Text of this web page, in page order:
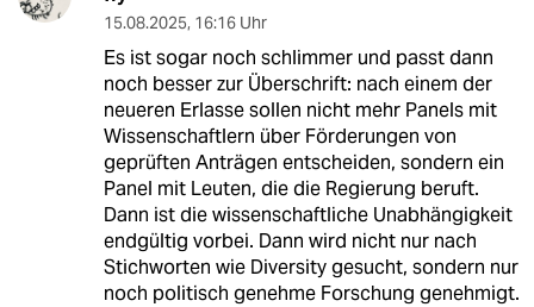
15.08.2025, 16:16 Uhr
Es ist sogar noch schlimmer und passt dann
noch besser zur Überschrift: nach einem der
neueren Erlasse sollen nicht mehr Panels mit
Wissenschaftlern über Förderungen von
geprüften Anträgen entscheiden, sondern ein
Panel mit Leuten, die die Regierung beruft.
Dann ist die wissenschaftliche Unabhängigkeit
endgültig vorbei. Dann wird nicht nur nach
Stichworten wie Diversity gesucht, sondern nur
noch politisch genehme Forschung genehmigt.